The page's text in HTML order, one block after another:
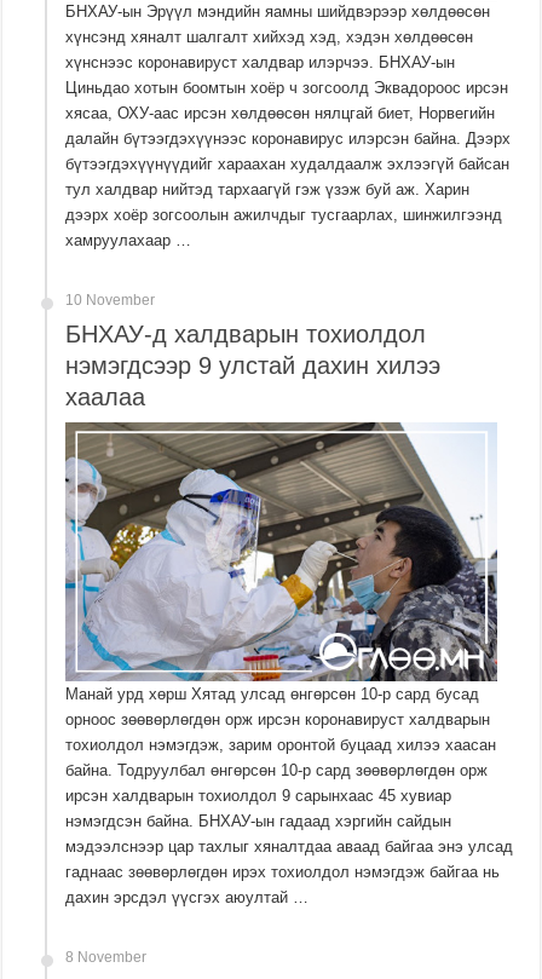
БНХАУ-ын Эрүүл мэндийн яамны шийдвэрээр хөлдөөсөн
хүнсэнд хяналт шалгалт хийхэд хэд, хэдэн хөлдөөсөн
хүнснээс коронавируст халдвар илэрчээ. БНХАУ-ын
Циньдао хотын боомтын хоёр ч зогсоолд Эквадороос ирсэн
хясаа, ОХУ-аас ирсэн хөлдөөсөн нялцгай биет, Норвегийн
далайн бүтээгдэхүүнээс коронавирус илэрсэн байна. Дээрх
бүтээгдэхүүнүүдийг хараахан худалдаалж эхлээгүй байсан
тул халдвар нийтэд тархаагүй гэж үзэж буй аж. Харин
дээрх хоёр зогсоолын ажилчдыг тусгаарлах, шинжилгээнд
хамруулахаар …
10 November
БНХАУ-д халдварын тохиолдол
нэмэгдсээр 9 улстай дахин хилээ
хаалаа
Манай урд хөрш Хятад улсад өнгөрсөн 10-р сард бусад
орноос зөөвөрлөгдөн орж ирсэн коронавируст халдварын
тохиолдол нэмэгдэж, зарим оронтой буцаад хилээ хаасан
байна. Тодруулбал өнгөрсөн 10-р сард зөөвөрлөгдөн орж
ирсэн халдварын тохиолдол 9 сарынхаас 45 хувиар
нэмэгдсэн байна. БНХАУ-ын гадаад хэргийн сайдын
мэдээлснээр цар тахлыг хяналтдаа аваад байгаа энэ улсад
гаднаас зөөвөрлөгдөн ирэх тохиолдол нэмэгдэж байгаа нь
дахин эрсдэл үүсгэх аюултай …
8 November